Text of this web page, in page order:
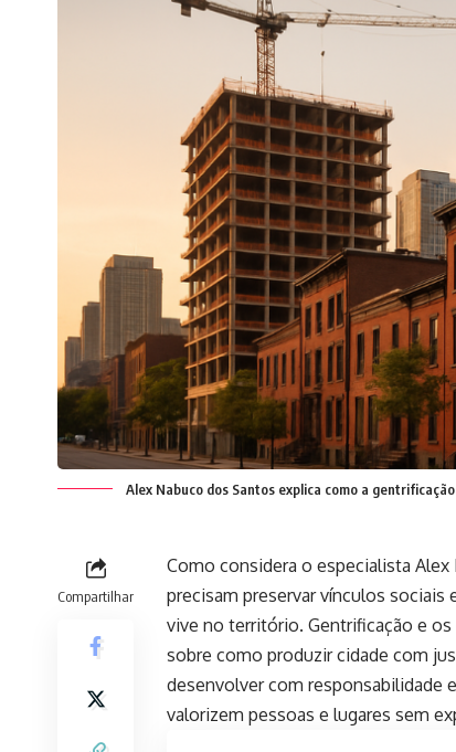
Alex Nabuco dos Santos explica como a
Compartilhar
Como considera o especialista
precisam preservar vínculos sociais
vive no território. Gentrificação e
sobre como produzir cidade com
desenvolver com responsabilidade
valorizem pessoas e lugares sem